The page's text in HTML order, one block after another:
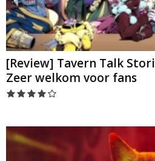
[Review] Tavern Talk
Zeer welkom voor fans